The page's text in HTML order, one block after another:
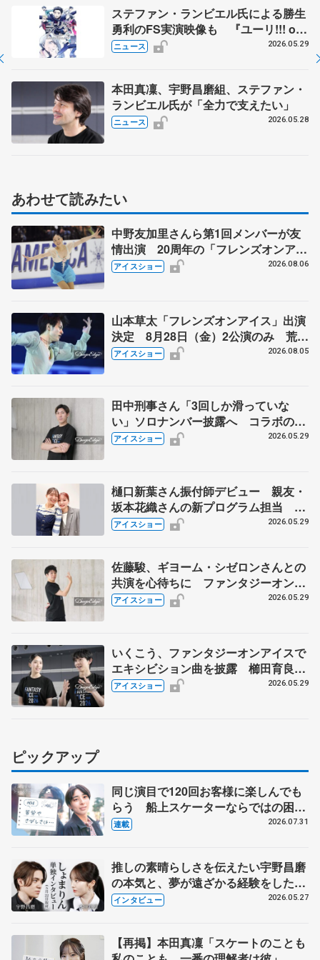
ステファン・ランビエル氏による勝生
勇利のFS実演映像も 『ユーリ!!! on
ICE』が10周年記念Blu-ray＆CD BOX
ニュース 2026.05.29
本田真凜、宇野昌磨組、ステファン・
ランビエル氏が「全力で支えたい」
ニュース 2026.05.28
あわせて読みたい
中野友加里さんら第1回メンバーが友
情出演 20周年の「フレンズオンアイ
ス」 宮本賢二さん、有川梨絵さん、
アイスショー 2026.08.06
山本草太「フレンズオンアイス」出演
決定 8月28日（金）2公演のみ 荒川
静香さんプロデュース、20周年のアイ
アイスショー 2026.08.05
田中刑事さん「3回しか滑っていな
い」ソロナンバー披露へ コラボの見
どころも紹介 「Fantasy on Ice
アイスショー 2026.05.29
樋口新葉さん振付師デビュー 親友・
坂本花織さんの新プログラム担当 フ
ァンタジーオンアイスで初披露
アイスショー 2026.05.29
佐藤駿、ギヨーム・シゼロンさんとの
共演を心待ちに ファンタジーオンア
イスに初出演
アイスショー 2026.05.29
いくこう、ファンタジーオンアイスで
エキシビション曲を披露 櫛田育良
「成長した姿を皆さんにお見せできた
アイスショー 2026.05.29
ピックアップ
同じ演目で120回お客様に楽しんでも
らう 船上スケーターならではの困難
とは 影響あったPIW前キャプテン松
連載 2026.07.31
推しの素晴らしさを伝えたい宇野昌磨
の本気と、夢が遠ざかる経験をした本
田真凜の覚悟
インタビュー 2026.05.27
【再掲】本田真凜「スケートのことも